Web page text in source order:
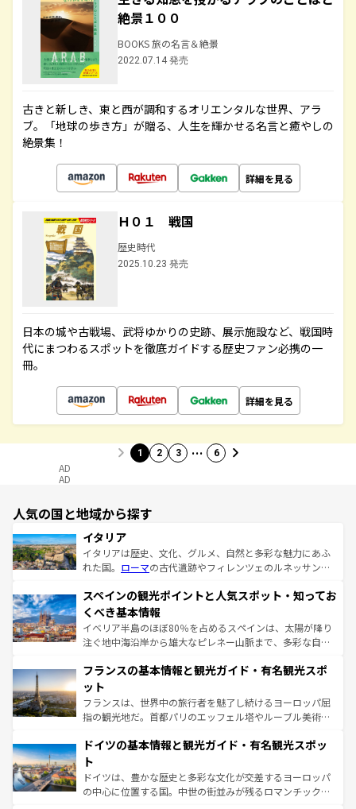
絶景１００
BOOKS 旅の名言＆絶景
2022.07.14 発売
古きと新しき、東と西が調和するオリエンタルな世界、アラ
ブ。「地球の歩き方」が贈る、人生を輝かせる名言と癒やしの
絶景集！
詳細を見る
Ｈ０１ 戦国
歴史時代
2025.10.23 発売
日本の城や古戦場、武将ゆかりの史跡、展示施設など、戦国時
代にまつわるスポットを徹底ガイドする歴史ファン必携の一
冊。
詳細を見る
1 2 3 … 6
AD
AD
人気の国と地域から探す
イタリア
イタリアは歴史、文化、グルメ、自然と多彩な魅力にあふ
れた国。 ローマの古代遺跡やフィレンツェのルネッサンス
ろん、トスカーナの美しい田園風景やアマルフィ海岸の絶
景など、自然景観も見逃せない。観光の合間には、本場の
ピザやパスタなど、絶品のイタリア料理を堪能することも
できる。朝目覚めてから夜眠るまで、すべての瞬間を楽し
なお、新着のイタリア情報はコンテンツ一覧を参照してほ
しい。
スペインの観光ポイントと人気スポット・知ってお
くべき基本情報
イベリア半島のほぼ80％を占めるスペインは、太陽が降り
注ぐ地中海沿岸から雄大なピレネー山脈まで、多彩な自然
文化が根付くこの国では、情熱的なフラメンコ、熱気あふ
れる闘牛、そして美味しいタパスが生活の一部となってい
る。首都マドリードの洗練された雰囲気や、バルセロナの
アートに溢れた街角から、地方では古代ローマ遺跡や中世
せる。地方によって風土や気候が異なるスペインはその個
ンテンツ一覧 を参照してほしい。
フランスの基本情報と観光ガイド・有名観光スポ
ット
フランスは、世界中の旅行者を魅了し続けるヨーロッパ屈
指の観光地だ。首都パリのエッフェル塔やルーブル美術館
で、幅広い魅力が詰まっている。華麗な宮殿、歴史的な大
聖堂、美しいビーチ、そして豊かな自然が、訪れる者を心
から魅了する。また、フランスは美食の国としても知ら
れ、フランス料理はユネスコ無形文化遺産にも登録されて
ドイツの基本情報と観光ガイド・有名観光スポッ
ト
ドイツは、豊かな歴史と多彩な文化が交差するヨーロッパ
の中心に位置する国。中世の街並みが残るロマンチック街